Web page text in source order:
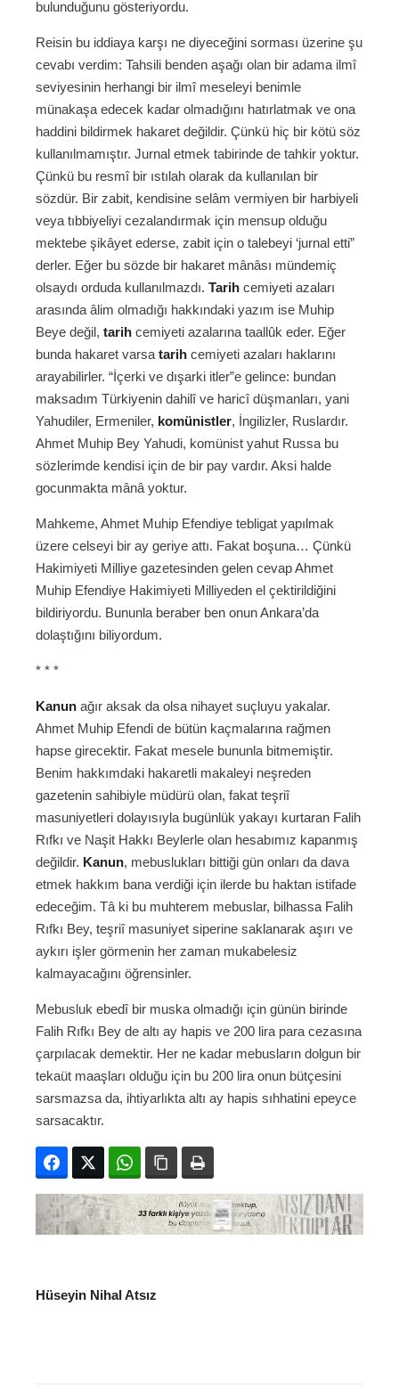
bulunduğunu gösteriyordu.
Reisin bu iddiaya karşı ne diyeceğini sorması üzerine şu
cevabı verdim: Tahsili benden aşağı olan bir adama ilmî
seviyesinin herhangi bir ilmî meseleyi benimle
münakaşa edecek kadar olmadığını hatırlatmak ve ona
haddini bildirmek hakaret değildir. Çünkü hiç bir kötü söz
kullanılmamıştır. Jurnal etmek tabirinde de tahkir yoktur.
Çünkü bu resmî bir ıstılah olarak da kullanılan bir
sözdür. Bir zabit, kendisine selâm vermiyen bir harbiyeli
veya tıbbiyeliyi cezalandırmak için mensup olduğu
mektebe şikâyet ederse, zabit için o talebeyi ‘jurnal etti”
derler. Eğer bu sözde bir hakaret mânâsı mündemiç
olsaydı orduda kullanılmazdı. Tarih cemiyeti azaları
arasında âlim olmadığı hakkındaki yazım ise Muhip
Beye değil, tarih cemiyeti azalarına taallûk eder. Eğer
bunda hakaret varsa tarih cemiyeti azaları haklarını
arayabilirler. “İçerki ve dışarki itler”e gelince: bundan
maksadım Türkiyenin dahilî ve haricî düşmanları, yani
Yahudiler, Ermeniler, komünistler, İngilizler, Ruslardır.
Ahmet Muhip Bey Yahudi, komünist yahut Russa bu
sözlerimde kendisi için de bir pay vardır. Aksi halde
gocunmakta mânâ yoktur.
Mahkeme, Ahmet Muhip Efendiye tebligat yapılmak
üzere celseyi bir ay geriye attı. Fakat boşuna… Çünkü
Hakimiyeti Milliye gazetesinden gelen cevap Ahmet
Muhip Efendiye Hakimiyeti Milliyeden el çektirildiğini
bildiriyordu. Bununla beraber ben onun Ankara’da
dolaştığını biliyordum.
* * *
Kanun ağır aksak da olsa nihayet suçluyu yakalar.
Ahmet Muhip Efendi de bütün kaçmalarına rağmen
hapse girecektir. Fakat mesele bununla bitmemiştir.
Benim hakkımdaki hakaretli makaleyi neşreden
gazetenin sahibiyle müdürü olan, fakat teşriî
masuniyetleri dolayısıyla bugünlük yakayı kurtaran Falih
Rıfkı ve Naşit Hakkı Beylerle olan hesabımız kapanmış
değildir. Kanun, mebuslukları bittiği gün onları da dava
etmek hakkım bana verdiği için ilerde bu haktan istifade
edeceğim. Tâ ki bu muhterem mebuslar, bilhassa Falih
Rıfkı Bey, teşriî masuniyet siperine saklanarak aşırı ve
aykırı işler görmenin her zaman mukabelesiz
kalmayacağını öğrensinler.
Mebusluk ebedî bir muska olmadığı için günün birinde
Falih Rıfkı Bey de altı ay hapis ve 200 lira para cezasına
çarpılacak demektir. Her ne kadar mebusların dolgun bir
tekaüt maaşları olduğu için bu 200 lira onun bütçesini
sarsmazsa da, ihtiyarlıkta altı ay hapis sıhhatini epeyce
sarsacaktır.
FacebookTwitter WhatsAppBağlanıyı kopyala
Hüseyin Nihal Atsız